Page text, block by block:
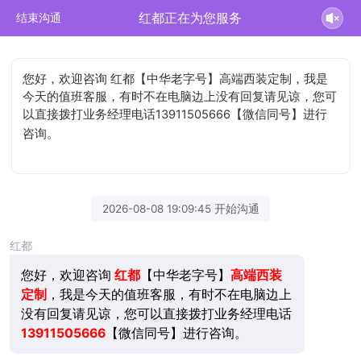
结束沟通 红都正在为您服务
您好，欢迎咨询 红都【中华老字号】高端西装定制，我是
今天的值班客服，有时不在电脑边上没有回复请见谅，您可
以直接拨打业务经理电话13911505666【微信同号】进行
咨询。
2026-08-08 19:09:45 开始沟通
红都
您好，欢迎咨询 红都【中华老字号】 高端西装
定制 ，我是今天的值班客服，有时不在电脑边上
没有回复请见谅，您可以直接拨打业务经理电话
13911505666【微信同号】进行咨询。